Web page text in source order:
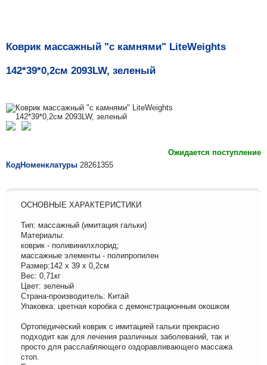
Коврик массажный "с камнями" LiteWeights
142*39*0,2см 2093LW, зеленый
Ожидается поступление
КодНоменклатуры 28261355
ОСНОВНЫЕ ХАРАКТЕРИСТИКИ
Тип: массажный (имитация гальки)
Материалы:
коврик - поливинилхлорид;
массажные элементы - полипропилен
Размер:142 х 39 х 0,2см
Вес: 0,71кг
Цвет: зеленый
Страна-производитель: Китай
Упаковка: цветная коробка с демонстрационным окошком
Ортопедический коврик с имитацией гальки прекрасно
подходит как для лечения различных заболеваний, так и
просто для расслабляющего оздоравливающего массажа
стоп.